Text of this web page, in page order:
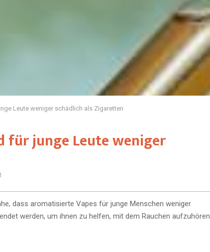
Leute weniger schädlich als Zigaretten
für junge Leute weniger
dass aromatisierte Vapes für junge Menschen weniger
werden, um ihnen zu helfen, mit dem Rauchen aufzuhören.